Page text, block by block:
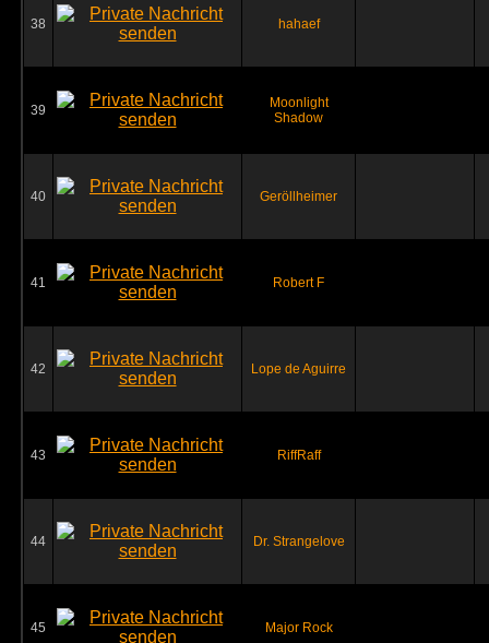
38 hahaef
39
Moonlight
Shadow
40 Geröllheimer
41 Robert F
42 Lope de Aguirre
43 RiffRaff
44 Dr. Strangelove
45 Major Rock